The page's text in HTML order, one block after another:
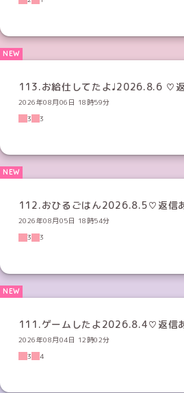
113.お給仕してたよ♩2026.8.6 ♡
2026年08月06日 18時59分
3
3
112.おひるごはん2026.8.5♡返信
2026年08月05日 18時54分
3
3
111.ゲームしたよ2026.8.4♡返信
2026年08月04日 12時02分
3
4